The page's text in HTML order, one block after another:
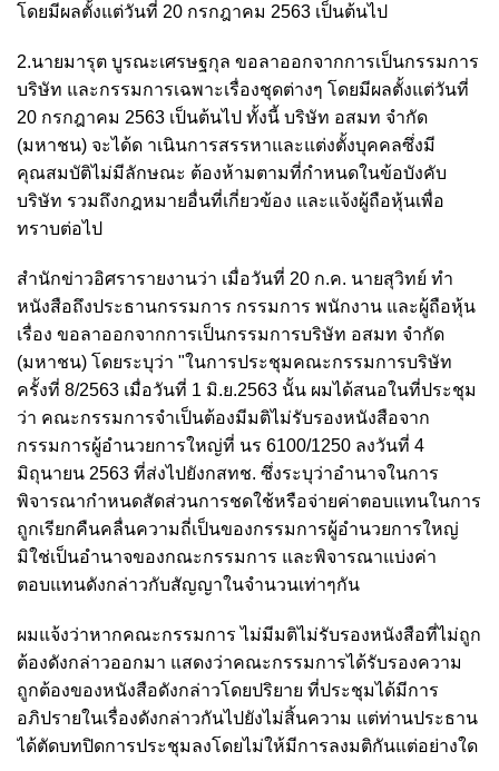
โดยมีผลตั้งแต่วันที่ 20 กรกฎาคม 2563 เป็นต้นไป
2.นายมารุต บูรณะเศรษฐกุล ขอลาออกจากการเป็นกรรมการ
บริษัท และกรรมการเฉพาะเรื่องชุดต่างๆ โดยมีผลตั้งแต่วันที่
20 กรกฎาคม 2563 เป็นต้นไป ทั้งนี้ บริษัท อสมท จำกัด
(มหาชน) จะได้ด าเนินการสรรหาและแต่งตั้งบุคคลซึ่งมี
คุณสมบัติไม่มีลักษณะ ต้องห้ามตามที่กำหนดในข้อบังคับ
บริษัท รวมถึงกฎหมายอื่นที่เกี่ยวข้อง และแจ้งผู้ถือหุ้นเพื่อ
ทราบต่อไป
สำนักข่าวอิศรารายงานว่า เมื่อวันที่ 20 ก.ค. นายสุวิทย์ ทำ
หนังสือถึงประธานกรรมการ กรรมการ พนักงาน และผู้ถือหุ้น
เรื่อง ขอลาออกจากการเป็นกรรมการบริษัท อสมท จำกัด
(มหาชน) โดยระบุว่า "ในการประชุมคณะกรรมการบริษัท
ครั้งที่ 8/2563 เมื่อวันที่ 1 มิ.ย.2563 นั้น ผมได้สนอในที่ประชุม
ว่า คณะกรรมการจำเป็นต้องมีมติไม่รับรองหนังสือจาก
กรรมการผู้อำนวยการใหญ่ที่ นร 6100/1250 ลงวันที่ 4
มิถุนายน 2563 ที่ส่งไปยังกสทช. ซึ่งระบุว่าอำนาจในการ
พิจารณากำหนดสัดส่วนการชดใช้หรือจ่ายค่าตอบแทนในการ
ถูกเรียกคืนคลื่นความถี่เป็นของกรรมการผู้อำนวยการใหญ่
มิใช่เป็นอำนาจของกณะกรรมการ และพิจารณาแบ่งค่า
ตอบแทนดังกล่าวกับสัญญาในจำนวนเท่าๆกัน
ผมแจ้งว่าหากคณะกรรมการ ไม่มีมติไม่รับรองหนังสือที่ไม่ถูก
ต้องดังกล่าวออกมา แสดงว่าคณะกรรมการได้รับรองความ
ถูกต้องของหนังสือดังกล่าวโดยปริยาย ที่ประชุมได้มีการ
อภิปรายในเรื่องดังกล่าวกันไปยังไม่สิ้นความ แต่ท่านประธาน
ได้ตัดบทปิดการประชุมลงโดยไม่ให้มีการลงมติกันแต่อย่างใด